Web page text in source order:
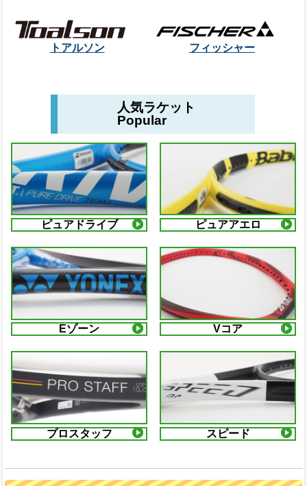
トアルソン フィッシャー
人気ラケット
Popular
ピュアドライブ ピュアアエロ
Eゾーン Vコア
プロスタッフ スピード